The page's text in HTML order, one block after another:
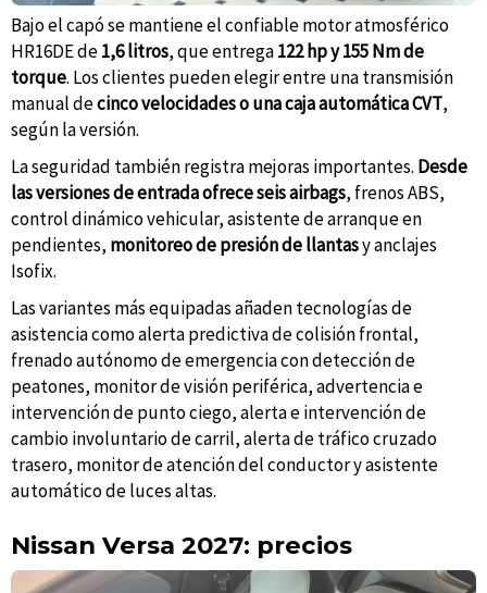
Bajo el capó se mantiene el confiable motor atmosférico
HR16DE de1,6 litros, que entrega122 hp y 155 Nm de
torque. Los clientes pueden elegir entre una transmisión
manual decinco velocidades o una caja automática CVT,
según la versión.
La seguridad también registra mejoras importantes. Desde
las versiones de entrada ofrece seis airbags, frenos ABS,
control dinámico vehicular, asistente de arranque en
pendientes, monitoreo de presión de llantasy anclajes
Isofix.
Las variantes más equipadas añaden tecnologías de
asistencia como alerta predictiva de colisión frontal,
frenado autónomo de emergencia con detección de
peatones, monitor de visión periférica, advertencia e
intervención de punto ciego, alerta e intervención de
cambio involuntario de carril, alerta de tráfico cruzado
trasero, monitor de atención del conductor y asistente
automático de luces altas.
Nissan Versa 2027: precios